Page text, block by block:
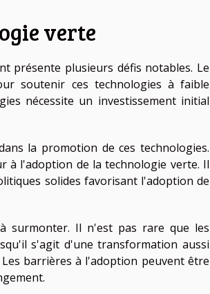
verte
présente plusieurs défis notables. Le
soutenir ces technologies à faible
nécessite un investissement initial
la promotion de ces technologies.
à l'adoption de la technologie verte. Il
solides favorisant l'adoption de
surmonter. Il n'est pas rare que les
s'agit d'une transformation aussi
barrières à l'adoption peuvent être